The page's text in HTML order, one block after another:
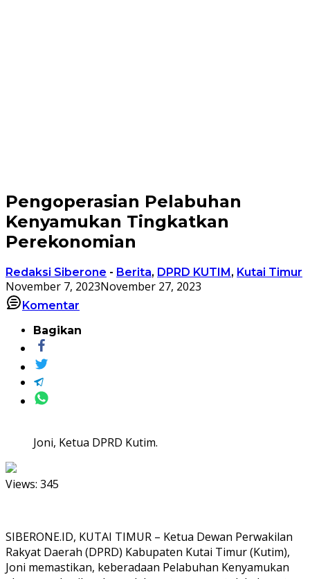
Pengoperasian Pelabuhan
Kenyamukan Tingkatkan
Perekonomian
Redaksi Siberone - Berita, DPRD KUTIM, Kutai Timur
November 7, 2023November 27, 2023
Komentar
Bagikan
Joni, Ketua DPRD Kutim.
Views: 345
SIBERONE.ID, KUTAI TIMUR – Ketua Dewan Perwakilan
Rakyat Daerah (DPRD) Kabupaten Kutai Timur (Kutim),
Joni memastikan, keberadaan Pelabuhan Kenyamukan